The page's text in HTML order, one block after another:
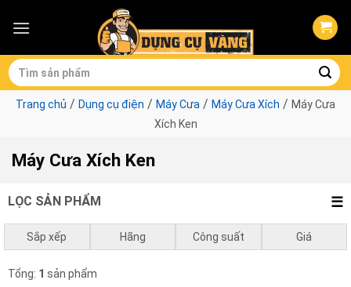
Tìm
kiếm:
Trang chủ / Dụng cụ điện / Máy Cưa / Máy Cưa Xích / Máy Cưa
Xích Ken
Máy Cưa Xích Ken
LỌC SẢN PHẨM
Sắp xếp
Mặc định
Hãng
Ken
Công suất
1050w - 1500w
Giá
0₫- 1.000.000₫
Tổng: 1 sản phẩm